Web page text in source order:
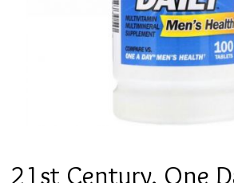
21st Century, One